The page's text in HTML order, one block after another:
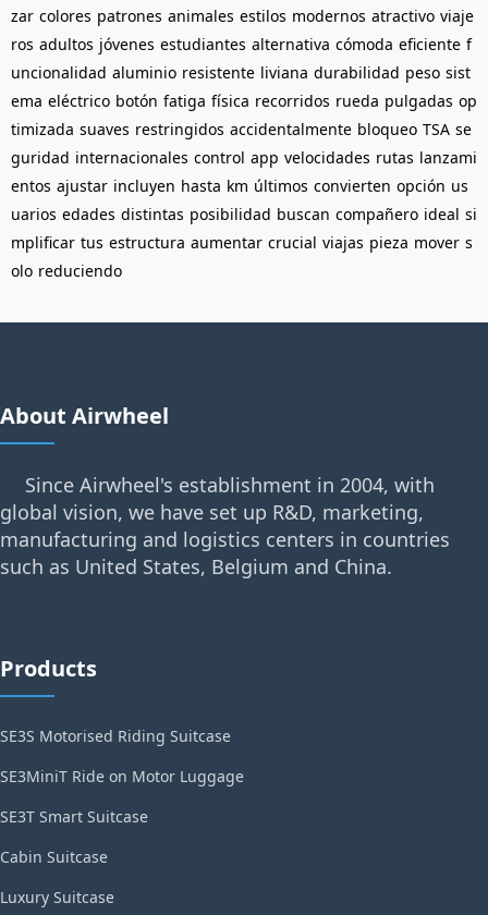
zar colores patrones animales estilos modernos atractivo viaje
ros adultos jóvenes estudiantes alternativa cómoda eficiente f
uncionalidad aluminio resistente liviana durabilidad peso sist
ema eléctrico botón fatiga física recorridos rueda pulgadas op
timizada suaves restringidos accidentalmente bloqueo TSA se
guridad internacionales control app velocidades rutas lanzami
entos ajustar incluyen hasta km últimos convierten opción us
uarios edades distintas posibilidad buscan compañero ideal si
mplificar tus estructura aumentar crucial viajas pieza mover s
olo reduciendo
About Airwheel
Since Airwheel's establishment in 2004, with
global vision, we have set up R&D, marketing,
manufacturing and logistics centers in countries
such as United States, Belgium and China.
Products
SE3S Motorised Riding Suitcase
SE3MiniT Ride on Motor Luggage
SE3T Smart Suitcase
Cabin Suitcase
Luxury Suitcase